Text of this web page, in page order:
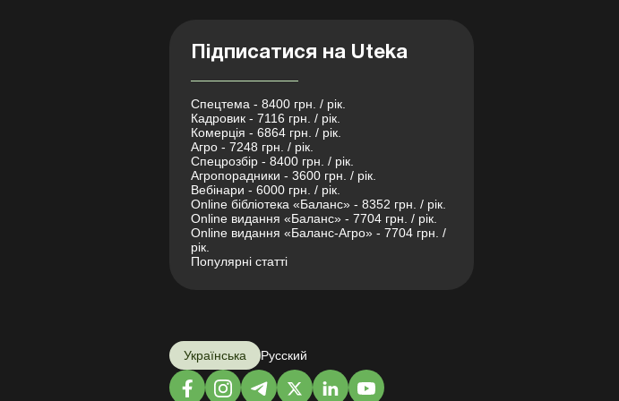
Підписатися на Uteka
Спецтема - 8400 грн. / рік.
Кадровик - 7116 грн. / рік.
Комерція - 6864 грн. / рік.
Агро - 7248 грн. / рік.
Спецрозбір - 8400 грн. / рік.
Агропорадники - 3600 грн. / рік.
Вебінари - 6000 грн. / рік.
Online бібліотека «Баланс» - 8352 грн. / рік.
Online видання «Баланс» - 7704 грн. / рік.
Online видання «Баланс-Агро» - 7704 грн. /
рік.
Популярні статті
Українська Русский